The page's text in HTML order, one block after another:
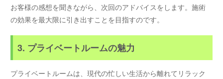
お客様の感想を聞きながら、次回のアドバイスをします。施術
の効果を最大限に引き出すことを目指すのです。
3. プライベートルームの魅力
プライベートルームは、現代の忙しい生活から離れてリラック